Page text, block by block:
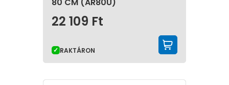
22 109 Ft
RAKTÁRON